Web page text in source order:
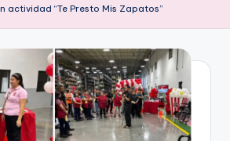
actividad “Te Presto Mis Zapatos”